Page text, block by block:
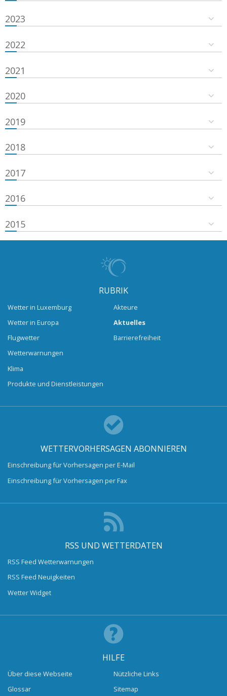
2023
2022
2021
2020
2019
2018
2017
2016
2015
RUBRIK
Wetter in Luxemburg
Wetter in Europa
Flugwetter
Wetterwarnungen
Klima
Produkte und Dienstleistungen
Akteure
Aktuelles
Barrierefreiheit
WETTERVORHERSAGEN ABONNIEREN
Einschreibung für Vorhersagen per E-Mail
Einschreibung für Vorhersagen per Fax
RSS UND WETTERDATEN
RSS Feed Wetterwarnungen
RSS Feed Neuigkeiten
Wetter Widget
HILFE
Über diese Webseite
Glossar
Nützliche Links
Sitemap